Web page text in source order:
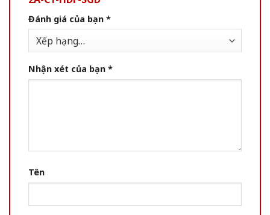
Đánh giá của bạn *
Nhận xét của bạn *
Tên